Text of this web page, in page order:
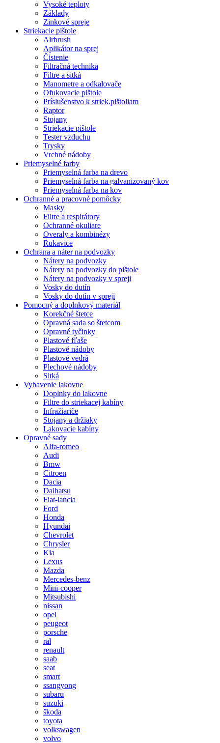
Vysoké teploty
Základy
Zinkové spreje
Striekacie pištole
Airbrush
Aplikátor na sprej
Čistenie
Filtračná technika
Filtre a sitká
Manometre a odkalovače
Ofukovacie pištole
Príslušenstvo k striek.pištoliam
Raptor
Stojany
Striekacie pištole
Tester vzduchu
Trysky
Vrchné nádoby
Priemyselné farby
Priemyselná farba na drevo
Priemyselná farba na galvanizovaný kov
Priemyselná farba na kov
Ochranné a pracovné pomôcky
Masky
Filtre a respirátory
Ochranné okuliare
Overaly a kombinézy
Rukavice
Ochrana a náter na podvozky
Nátery na podvozky
Nátery na podvozky do pištole
Nátery na podvozky v spreji
Vosky do dutín
Vosky do dutín v spreji
Pomocný a doplnkový materiál
Korekčné štetce
Opravná sada so štetcom
Opravné tyčinky
Plastové fľaše
Plastové nádoby
Plastové vedrá
Plechové nádoby
Sitká
Vybavenie lakovne
Doplnky do lakovne
Filtre do striekacej kabíny
Infražiariče
Stojany a držiaky
Lakovacie kabíny
Opravné sady
Alfa-romeo
Audi
Bmw
Citroen
Dacia
Daihatsu
Fiat-lancia
Ford
Honda
Hyundai
Chevrolet
Chrysler
Kia
Lexus
Mazda
Mercedes-benz
Mini-cooper
Mitsubishi
nissan
opel
peugeot
porsche
ral
renault
saab
seat
smart
ssangyong
subaru
suzuki
škoda
toyota
volkswagen
volvo